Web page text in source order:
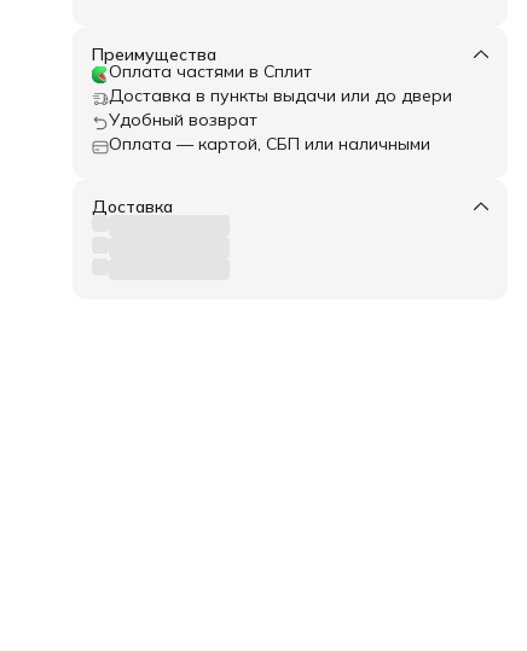
Преимущества
Оплата частями в Сплит
Доставка в пункты выдачи или до двери
Удобный возврат
Оплата — картой, СБП или наличными
Доставка